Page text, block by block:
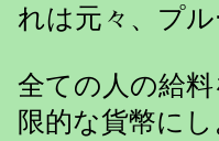
れは元々、プ
全ての人の給
限的な貨幣に